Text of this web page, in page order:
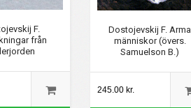
F.
från
Dostojevskij F. Arma
människor (övers.
Samuelson B.)
245.00 kr.